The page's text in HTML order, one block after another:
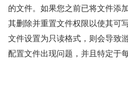
的文件。如果您之前已将文件添
其删除并重置文件权限以使其可
文件设置为只读格式，则会导致
配置文件出现问题，并且特定于每